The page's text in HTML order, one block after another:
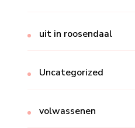
uit in roosendaal
Uncategorized
volwassenen